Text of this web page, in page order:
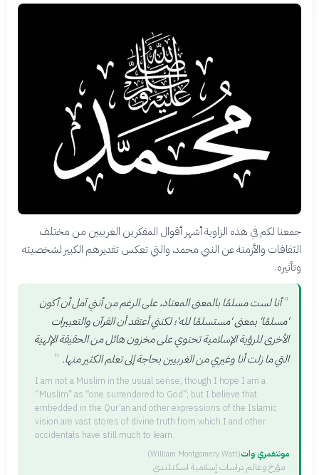
جمعنا لكم في هذه الزاوية أشهر أقوال المفكرين الغربيين من مختلف
الثقافات والأزمنة عن النبي محمد، والتي تعكس تقديرهم الكبير لشخصيته
وتأثيره.
" أنا لست مسلمًا بالمعنى المعتاد، على الرغم من أنني آمل أن أكون
'مسلمًا' بمعنى 'مستسلمًا لله'؛ لكنني أعتقد أن القرآن والتعبيرات
الأخرى للرؤية الإسلامية تحتوي على مخزون هائل من الحقيقة الإلهية
التي ما زلت أنا وغيري من الغربيين بحاجة إلى تعلم الكثير منها. "
I am not a Muslim in the usual sense, though I hope I am a
“Muslim” as “one surrendered to God”; but I believe that
embedded in the Qur’an and other expressions of the Islamic
vision are vast stores of divine truth from which I and other
occidentals have still much to learn.
مونتغمري وات
(William Montgomery Watt)
· مؤرخ وعالم دراسات إسلامية اسكتلندي